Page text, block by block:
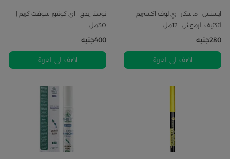
ايسنس | ماسكارا اي لوف اكستريم
لتكثيف الرموش | 12مل
280جنيه
اضف الى العربة
نوستا إيدج | اى كونتور سوفت كريم |
30مل
400جنيه
اضف الى العربة